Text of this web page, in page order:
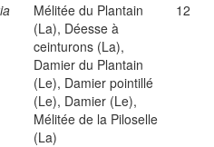
Mélitée du Plantain
(La), Déesse à
ceinturons (La),
Damier du Plantain
(Le), Damier pointillé
(Le), Damier (Le),
Mélitée de la Piloselle
(La)
12